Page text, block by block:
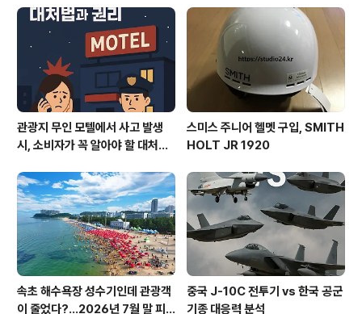
관광지 무인 모텔에서 사고 발생
시, 소비자가 꼭 알아야 할 대처법
스미스 주니어 헬멧 구입, SMITH
HOLT JR 1920
속초 해수욕장 성수기인데 관광객
이 줄었다?…2026년 7월 말 피
중국 J-10C 전투기 vs 한국 공군
기종 대응력 분석